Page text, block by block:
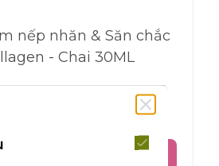
nếp nhăn & Săn chắc
- Chai 30ML